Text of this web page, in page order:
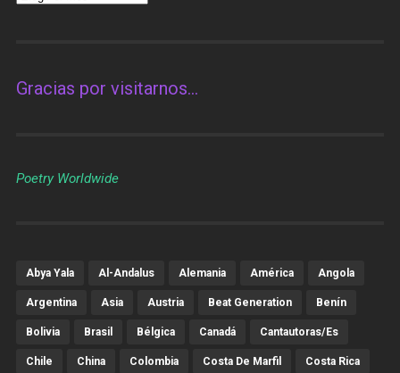
Gracias por visitarnos…
Poetry Worldwide
Abya Yala Al-Andalus Alemania América Angola
Argentina Asia Austria Beat Generation Benín
Bolivia Brasil Bélgica Canadá Cantautoras/es
Chile China Colombia Costa De Marfil Costa Rica